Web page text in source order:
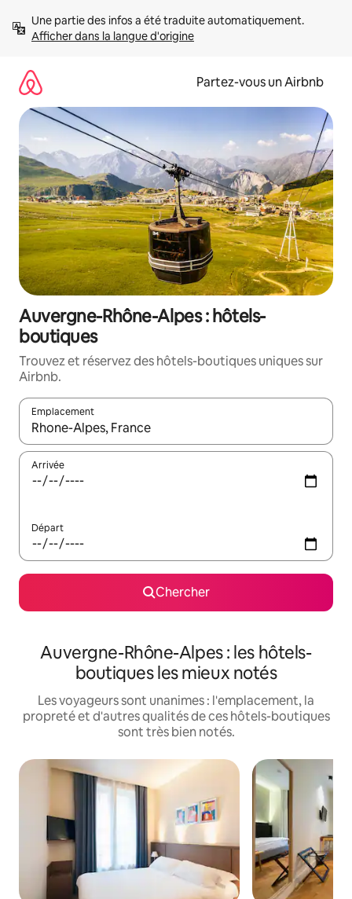
directement
Afficher dans la langue d'origine
Partez-vous un Airbnb
Auvergne-Rhône-Alpes : hôtels-
boutiques
Trouvez et réservez des hôtels-boutiques uniques sur
Airbnb.
Emplacement
Quand les résultats sont affichés, parcourez-les en utilisant
Arrivée
Départ
Chercher
Auvergne-Rhône-Alpes : les hôtels-
boutiques les mieux notés
Les voyageurs sont unanimes : l'emplacement, la
propreté et d'autres qualités de ces hôtels-boutiques
sont très bien notés.